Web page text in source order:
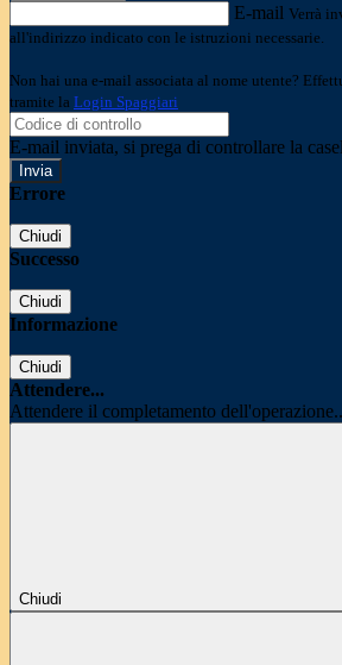
E-mail Verrà
all'indirizzo indicato con le istruzioni necessarie.
Non hai una e-mail associata al nome utente?
tramite la Login Spaggiari
E-mail inviata, si prega di controllare la
Errore
Chiudi
Successo
Chiudi
Informazione
Chiudi
Attendere...
Attendere il completamento
Chiudi